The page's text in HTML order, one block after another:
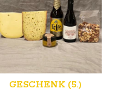
GESCHENK (5.)